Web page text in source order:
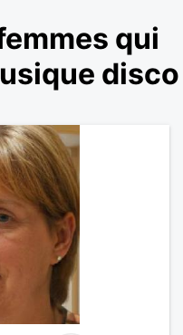
qui
disco